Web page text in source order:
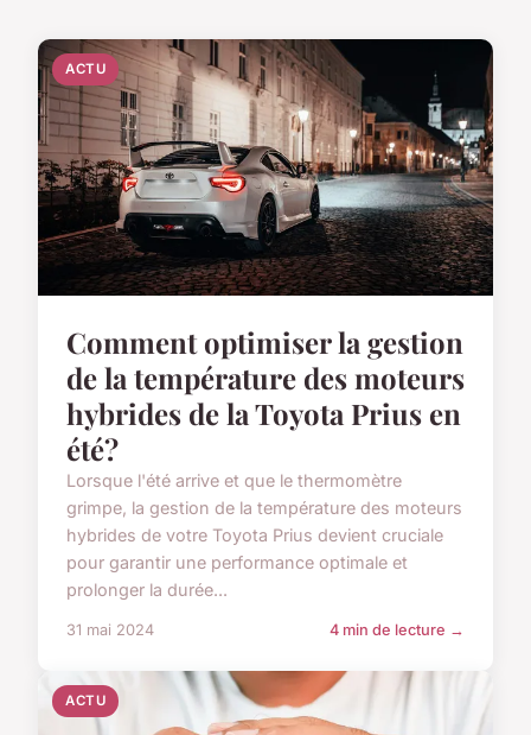
ACTU
Comment optimiser la gestion
de la température des moteurs
hybrides de la Toyota Prius en
été?
Lorsque l'été arrive et que le thermomètre
grimpe, la gestion de la température des moteurs
hybrides de votre Toyota Prius devient cruciale
pour garantir une performance optimale et
prolonger la durée...
31 mai 2024 4 min de lecture →
ACTU